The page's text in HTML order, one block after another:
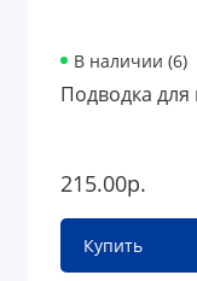
В наличии (6)
Подводка для
215.00р.
Купить